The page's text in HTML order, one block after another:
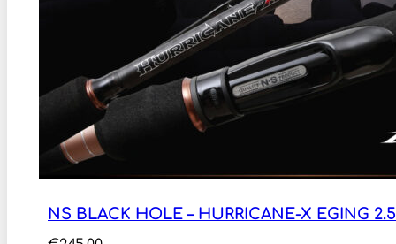
NS BLACK HOLE – HURRICANE-X EGING